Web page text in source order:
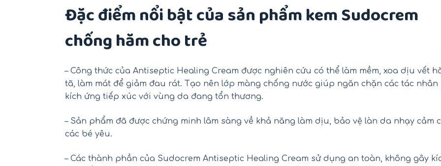
Đặc điểm nổi bật của sản phẩm kem Sudocrem
chống hăm cho trẻ
– Công thức của Antiseptic Healing Cream được nghiên cứu có thể làm mềm, xoa dịu vết
tã, làm mát để giảm đau rát. Tạo nên lớp màng chống nước giúp ngăn chặn các tác nhân
kích ứng tiếp xúc với vùng da đang tổn thương.
– Sản phẩm đã được chứng minh lâm sàng về khả năng làm dịu, bảo vệ làn da nhạy cảm
các bé yêu.
– Các thành phần của Sudocrem Antiseptic Healing Cream sử dụng an toàn, không gây
-18% -26%